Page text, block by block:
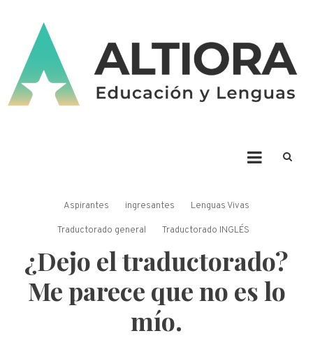
ALTIORA – Educación y
Aspirantes ingresantes Lenguas Vivas
Traductorado general Traductorado INGLÉS
¿Dejo el traductorado?
Me parece que no es lo
mío.